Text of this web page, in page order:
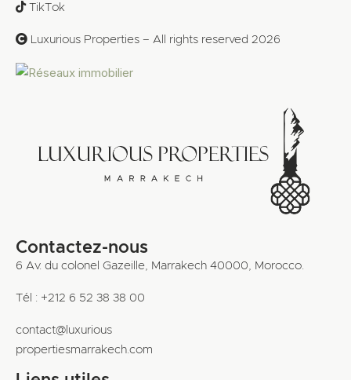
TikTok
Luxurious Properties – All rights reserved 2026
Contactez-nous
6 Av. du colonel Gazeille, Marrakech 40000, Morocco.
Tél : +212 6 52 38 38 00
contact@luxurious
propertiesmarrakech.com